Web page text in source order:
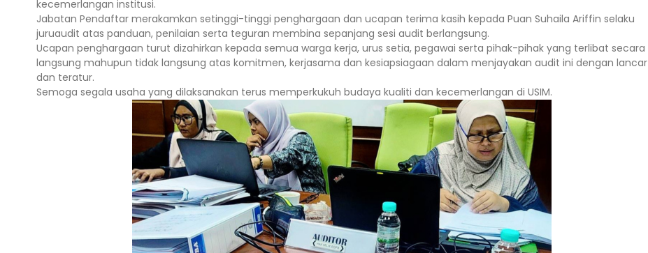
kecemerlangan institusi.
Jabatan Pendaftar merakamkan setinggi-tinggi penghargaan dan ucapan terima kasih kepada Puan Suhaila Ariffin selaku
juruaudit atas panduan, penilaian serta teguran membina sepanjang sesi audit berlangsung.
Ucapan penghargaan turut dizahirkan kepada semua warga kerja, urus setia, pegawai serta pihak-pihak yang terlibat secara
langsung mahupun tidak langsung atas komitmen, kerjasama dan kesiapsiagaan dalam menjayakan audit ini dengan lancar
dan teratur.
Semoga segala usaha yang dilaksanakan terus memperkukuh budaya kualiti dan kecemerlangan di USIM.